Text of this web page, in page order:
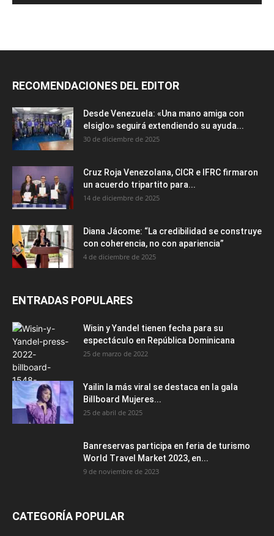
RECOMENDACIONES DEL EDITOR
Desde Venezuela: «Una mano amiga con
elsiglo» seguirá extendiendo su ayuda...
30 de diciembre de 2025
Cruz Roja Venezolana, CICR e IFRC firmaron
un acuerdo tripartito para...
14 de diciembre de 2025
Diana Jácome: “La credibilidad se construye
con coherencia, no con apariencia”
4 de diciembre de 2025
ENTRADAS POPULARES
Wisin y Yandel tienen fecha para su
espectáculo en República Dominicana
25 de marzo de 2022
Yailin la más viral se destaca en la gala
Billboard Mujeres...
25 de abril de 2025
Banreservas participa en feria de turismo
World Travel Market 2023, en...
9 de noviembre de 2023
CATEGORÍA POPULAR